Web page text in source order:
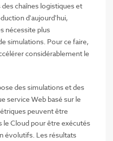
chaînes logistiques et
d'aujourd'hui,
nécessite plus
simulations. Pour ce faire,
considérablement le
des simulations et des
service Web basé sur le
peuvent être
Cloud pour être exécutés
évolutifs. Les résultats